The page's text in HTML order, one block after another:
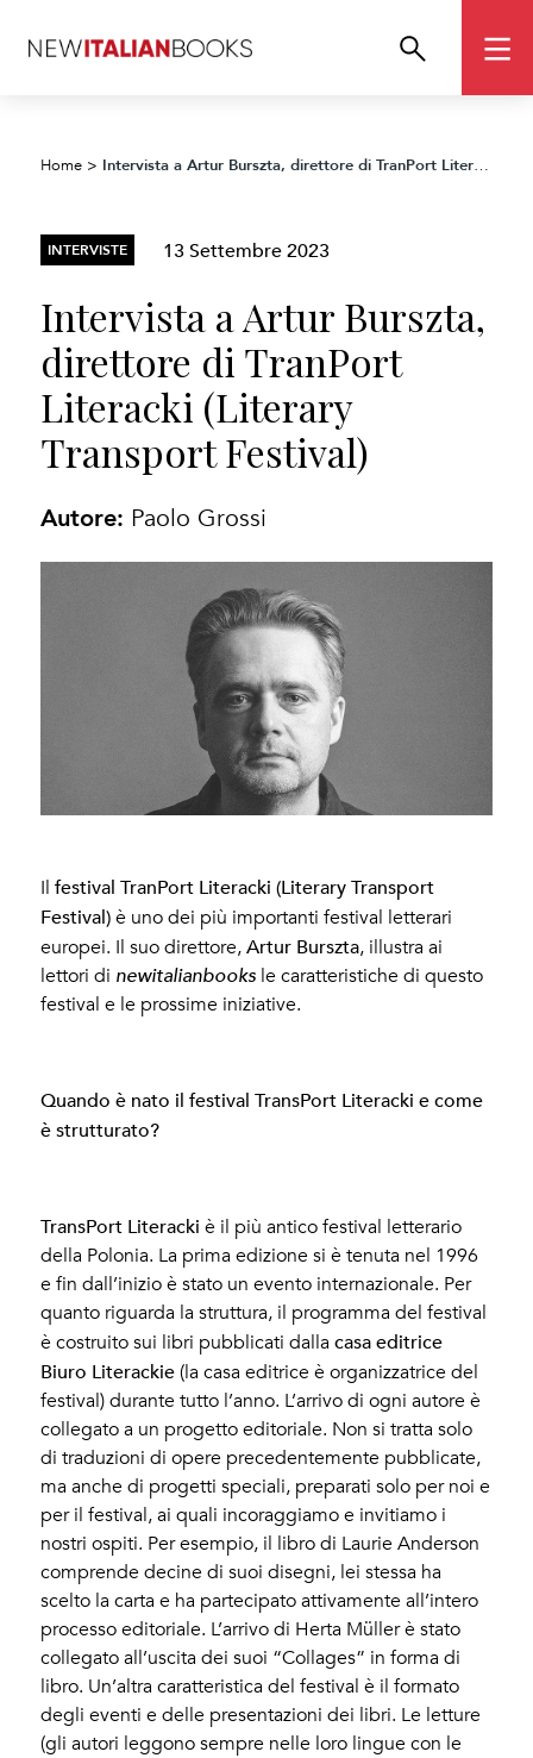
Home > Intervista a Artur Burszta, direttore di TranPort Literacki (Literary Transport Festival)
INTERVISTE 13 Settembre 2023
Intervista a Artur Burszta,
direttore di TranPort
Literacki (Literary
Transport Festival)
Autore: Paolo Grossi
Il festival TranPort Literacki (Literary Transport
Festival) è uno dei più importanti festival letterari
europei. Il suo direttore, Artur Burszta, illustra ai
lettori di newitalianbooks le caratteristiche di questo
festival e le prossime iniziative.
Quando è nato il festival TransPort Literacki e come
è strutturato?
TransPort Literacki è il più antico festival letterario
della Polonia. La prima edizione si è tenuta nel 1996
e fin dall’inizio è stato un evento internazionale. Per
quanto riguarda la struttura, il programma del festival
è costruito sui libri pubblicati dalla casa editrice
Biuro Literackie (la casa editrice è organizzatrice del
festival) durante tutto l’anno. L’arrivo di ogni autore è
collegato a un progetto editoriale. Non si tratta solo
di traduzioni di opere precedentemente pubblicate,
ma anche di progetti speciali, preparati solo per noi e
per il festival, ai quali incoraggiamo e invitiamo i
nostri ospiti. Per esempio, il libro di Laurie Anderson
comprende decine di suoi disegni, lei stessa ha
scelto la carta e ha partecipato attivamente all’intero
processo editoriale. L’arrivo di Herta Müller è stato
collegato all’uscita dei suoi “Collages” in forma di
libro. Un’altra caratteristica del festival è il formato
degli eventi e delle presentazioni dei libri. Le letture
(gli autori leggono sempre nelle loro lingue con le